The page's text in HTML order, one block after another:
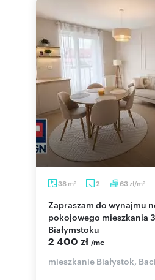
38 m2 2 63zł/m2
Zapraszam do wynajmu nowoczesnego 2-
pokojowego mieszkania
Białymstoku
2 400 zł /mc
mieszkanie Białystok,